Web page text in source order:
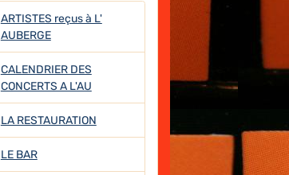
ARTISTES reçus à L'
AUBERGE
CALENDRIER DES
CONCERTS A L'AU
LA RESTAURATION
LE BAR